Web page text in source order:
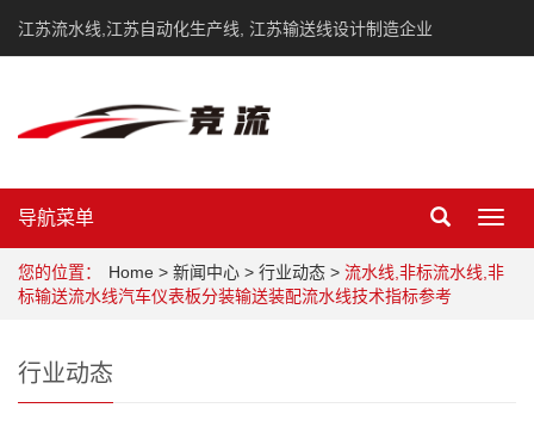
江苏流水线,江苏自动化生产线, 江苏输送线设计制造企业
导航菜单
您的位置： Home > 新闻中心 > 行业动态 > 流水线,非标流水线,非
标输送流水线汽车仪表板分装输送装配流水线技术指标参考
行业动态